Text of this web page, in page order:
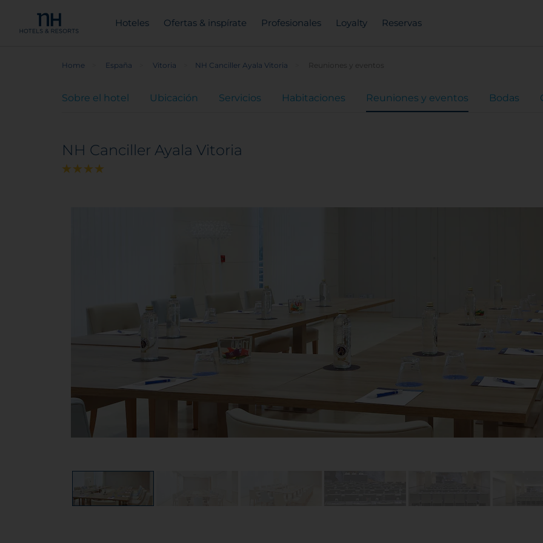
Hoteles Ofertas & inspírate Profesionales Loyalty Reservas
Home España Vitoria NH Canciller Ayala Vitoria Reuniones y eventos
Sobre el hotel Ubicación Servicios Habitaciones Reuniones y eventos Bodas
NH Canciller Ayala Vitoria